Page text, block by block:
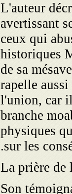
L'auteur
avertissant
ceux qui
historiques
de sa
rapelle
l'union, car
branche
physiques
sur les
La prière de
Son